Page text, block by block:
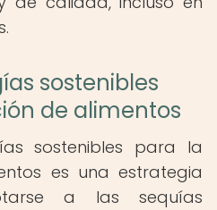
sostenibles
de alimentos
sostenibles para la
es una estrategia
a las sequías